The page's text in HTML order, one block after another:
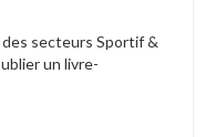
secteurs Sportif &
un livre-